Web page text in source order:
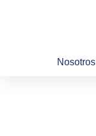
Nosotros